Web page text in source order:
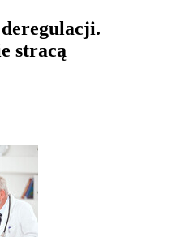
stracą